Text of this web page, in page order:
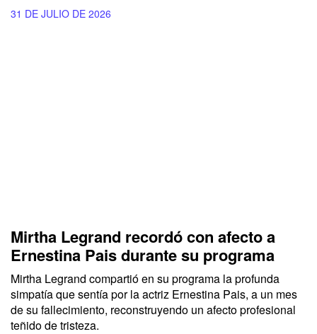
31 DE JULIO DE 2026
Mirtha Legrand recordó con afecto a
Ernestina Pais durante su programa
Mirtha Legrand compartió en su programa la profunda
simpatía que sentía por la actriz Ernestina Pais, a un mes
de su fallecimiento, reconstruyendo un afecto profesional
teñido de tristeza.